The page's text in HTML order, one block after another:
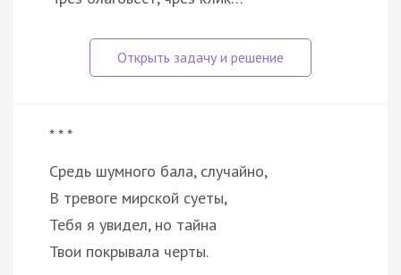
* * *
Средь шумного бала, случайно,
В тревоге мирской суеты,
Тебя я увидел, но тайна
Твои покрывала черты.